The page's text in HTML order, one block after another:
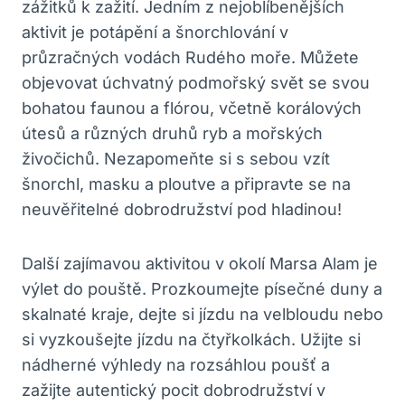
zážitků k zažití. Jedním z nejoblíbenějších
aktivit je potápění a šnorchlování v
průzračných vodách Rudého moře. Můžete
objevovat úchvatný podmořský svět se svou
bohatou faunou a flórou, včetně korálových
útesů a různých druhů ryb a mořských
živočichů. Nezapomeňte si s sebou vzít
šnorchl, masku a ploutve a připravte se na
neuvěřitelné dobrodružství pod hladinou!
Další zajímavou aktivitou v okolí Marsa Alam je
výlet do pouště. Prozkoumejte písečné duny a
skalnaté kraje, dejte si jízdu na velbloudu nebo
si vyzkoušejte jízdu na čtyřkolkách. Užijte si
nádherné výhledy na rozsáhlou poušť a
zažijte autentický pocit dobrodružství v